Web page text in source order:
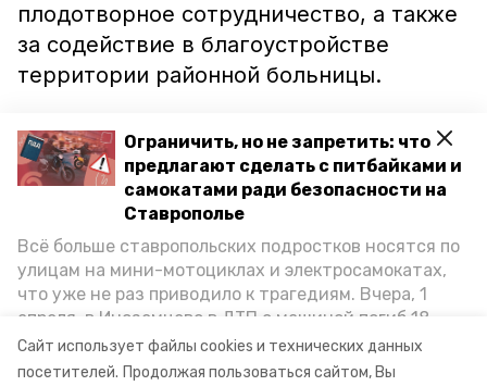
Сайт использует файлы cookies и технических данных
посетителей. Продолжая пользоваться сайтом, Вы
Ограничить, но не запретить: что
предлагают сделать с питбайками и
самокатами ради безопасности на
Ставрополье
Всё больше ставропольских подростков носятся по
улицам на мини-мотоциклах и электросамокатах,
что уже не раз приводило к трагедиям. Вчера, 1
апреля, в Иноземцево в ДТП с машиной погиб 18-
летний пассажир питбайка, катавшийся без шлема.
Как избежать несчастных случаев, обсудили на
плодотворное сотрудничество, а также
за содействие в благоустройстве
территории районной больницы.
Работа Совета была признана
удовлетворительной.
Ранее информпортал Кочубеевского
районасообщал, что губернатор
Владимир Владимиров дал поручение о
благоустройстве не только
общественных, но и дворовых
территорий региона.